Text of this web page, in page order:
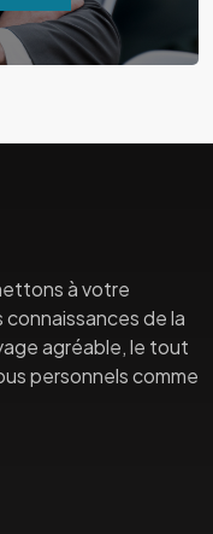
à votre
de la
agréable, le tout
personnels comme